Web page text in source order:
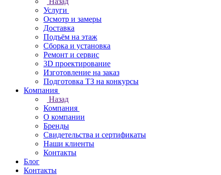
Услуги
Осмотр и замеры
Доставка
Подъём на этаж
Сборка и установка
Ремонт и сервис
3D проектирование
Изготовление на заказ
Подготовка ТЗ на конкурсы
Компания
Назад
Компания
О компании
Бренды
Свидетельства и сертификаты
Наши клиенты
Контакты
Блог
Контакты